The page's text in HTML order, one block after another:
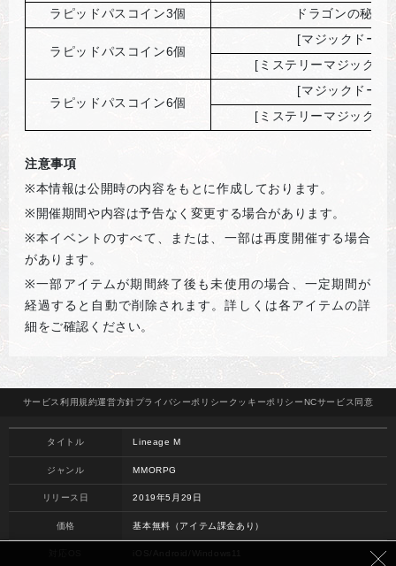
ラピッドパスコイン3個
ドラゴンの秘薬
ラピッドパスコイン6個
[マジックドー
[ ミステリーマジックド
ラピッドパスコイン6個
[マジックドー
[ ミステリーマジックド
注意事項
※本情報は公開時の内容をもとに作成しております。
※開催期間や内容は予告なく変更する場合があります。
※本イベントのすべて、または、一部は再度開催する場合
があります。
※一部アイテムが期間終了後も未使用の場合、一定期間が
経過すると自動で削除されます。詳しくは各アイテムの詳
細をご確認ください。
サービス 利用規約運営方針プライバシーポリシー クッキーポリシーNCサービス 同意
タイトル Lineage M
ジャンル MMORPG
リリース日 2019年5月29日
価格 基本無料（アイテム課金あり）